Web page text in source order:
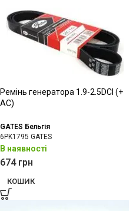
Ремінь генератора 1.9-2.5DCI (+
AC)
GATES Бельгія
6PK1795 GATES
В наявності
674 грн
КОШИК